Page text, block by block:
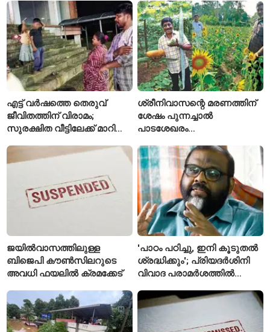
എട്ട് വർഷത്തെ തെരുവ്
ജീവിതത്തിന് വിരാമം;
സുരക്ഷിത വീട്ടിലേക്ക് മാറി
ശ്രീനിവാസന്റെ മരണത്തിന്
ശേഷം പുന്നച്ചാൽ
പാടശേഖരം
കർഷകർ
ജയിൽവാസത്തിലുള്ള
ബിജെപി കൗൺസിലറുടെ
അവധി ഫയലിൽ ക്രമക്കേട്
'പാഠം പഠിച്ചു, ഇനി കൂടുതൽ
ശ്രദ്ധിക്കും'; പ്രിയദർശിനി
വിവാദ പരാമർശത്തിൽ
സി.പി. ജോൺ